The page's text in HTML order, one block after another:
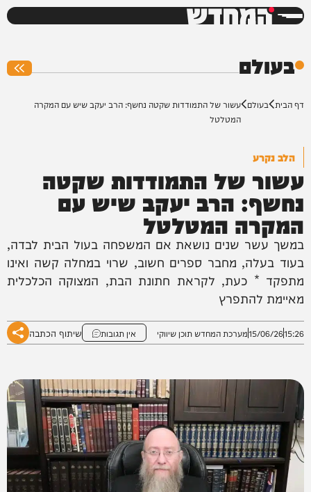
המחדש
בעולם
דף הבית בעולם עשור של התמודדות שקטה נחשף: הרב יעקב שיש עם המקרה
המטלטל
הלב נקרע
עשור של התמודדות שקטה
נחשף: הרב יעקב שיש עם
המקרה המטלטל
במשך עשר שנים נושאת אם המשפחה בעול הבית לבדה,
בעוד בעלה, מחבר ספרים חשוב, שרוי במחלה קשה ואינו
מתפקד * כעת, לקראת חתונת הבת, המצוקה הכלכלית
מאיימת להתפרץ
15:26
15/06/26מערכת המחדש תוכן שיווקי אין תגובות שיתוף הכתבה